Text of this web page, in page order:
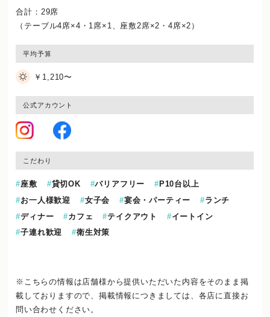
合計：29席
（テーブル4席×4・1席×1、座敷2席×2・4席×2）
平均予算
￥1,210〜
公式アカウント
こだわり
座敷 貸切OK バリアフリー
P10台以上
お一人様歓迎
女子会 宴会・パーティー
ランチ
ディナー
カフェ テイクアウト
イートイン
子連れ歓迎
衛生対策
※こちらの情報は店舗様から提供いただいた内容をそのまま掲
載しておりますので、掲載情報につきましては、各店に直接お
問い合わせください。